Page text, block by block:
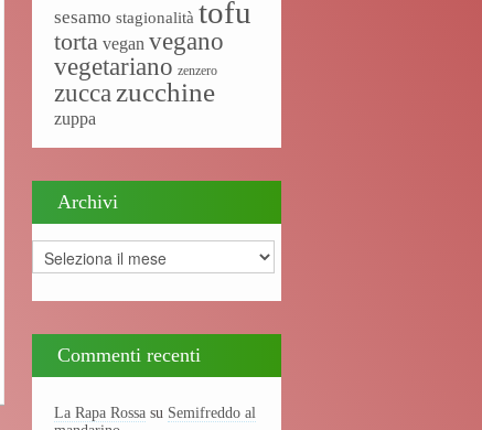
sesamo stagionalità tofu
torta vegan vegano
vegetariano zenzero
zucca zucchine
zuppa
Archivi
Archivi
Commenti recenti
La Rapa Rossasu Semifreddo al